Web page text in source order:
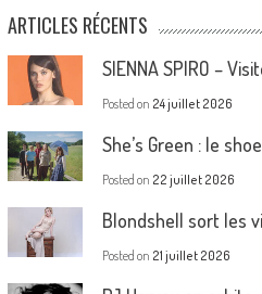
ARTICLES RÉCENTS
SIENNA SPIRO –
Posted on 24 juillet 2026
She’s Green : le
Posted on 22 juillet 2026
Blondshell sort les
Posted on 21 juillet 2026